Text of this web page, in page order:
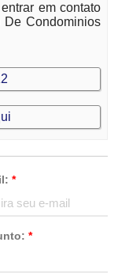
em contato
De Condominios
*
*